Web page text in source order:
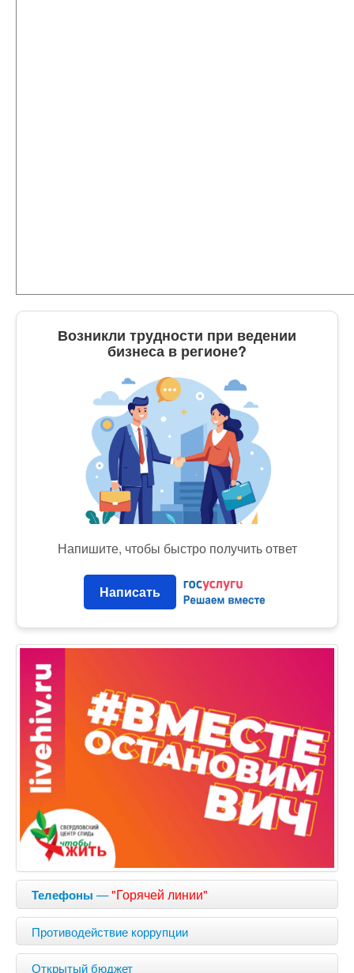
Возникли трудности при ведении
бизнеса в регионе?
Напишите, чтобы быстро получить ответ
Написать
Телефоны —"Горячей линии"
Противодействие коррупции
Открытый бюджет